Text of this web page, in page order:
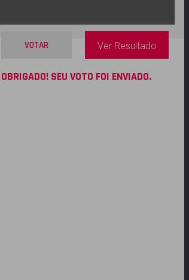
VOTAR Ver Resultado
OBRIGADO! SEU VOTO FOI ENVIADO.